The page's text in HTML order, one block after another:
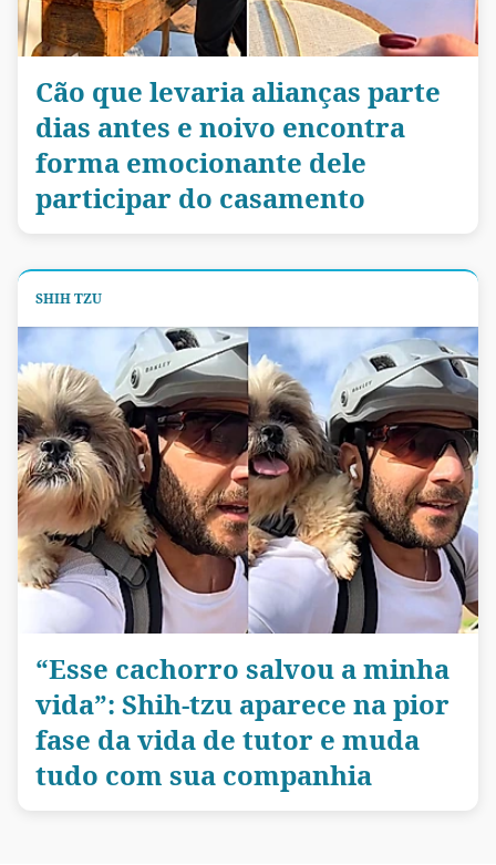
Cão que levaria alianças parte
dias antes e noivo encontra
forma emocionante dele
participar do casamento
SHIH TZU
“Esse cachorro salvou a minha
vida”: Shih-tzu aparece na pior
fase da vida de tutor e muda
tudo com sua companhia